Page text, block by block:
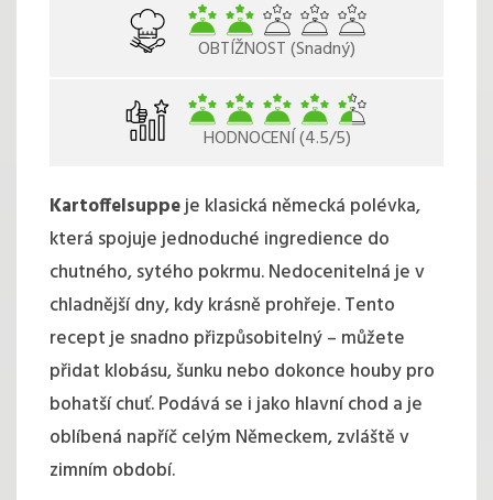
OBTÍŽNOST (Snadný)
HODNOCENÍ (4.5/5)
Kartoffelsuppeje klasická německá polévka,
která spojuje jednoduché ingredience do
chutného, sytého pokrmu. Nedocenitelná je v
chladnější dny, kdy krásně prohřeje. Tento
recept je snadno přizpůsobitelný – můžete
přidat klobásu, šunku nebo dokonce houby pro
bohatší chuť. Podává se i jako hlavní chod a je
oblíbená napříč celým Německem, zvláště v
zimním období.